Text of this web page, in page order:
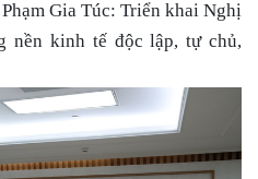
Gia Túc: Triển khai Nghị
nền kinh tế độc lập, tự chủ,